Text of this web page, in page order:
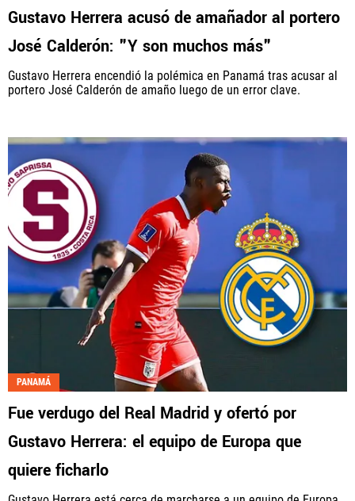
Gustavo Herrera acusó de amañador al portero
José Calderón: "Y son muchos más"
Gustavo Herrera encendió la polémica en Panamá tras acusar al
portero José Calderón de amaño luego de un error clave.
PANAMÁ
Fue verdugo del Real Madrid y ofertó por
Gustavo Herrera: el equipo de Europa que
quiere ficharlo